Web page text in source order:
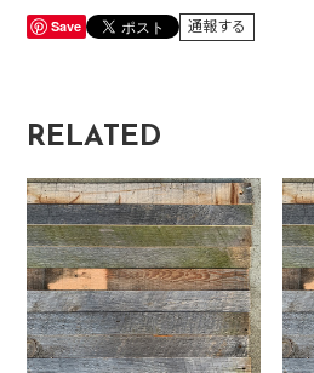
Save 通報する
RELATED